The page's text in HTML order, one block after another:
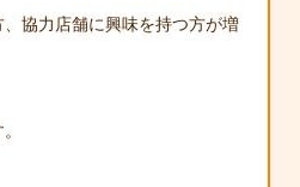
協力店舗に興味を持つ方が増